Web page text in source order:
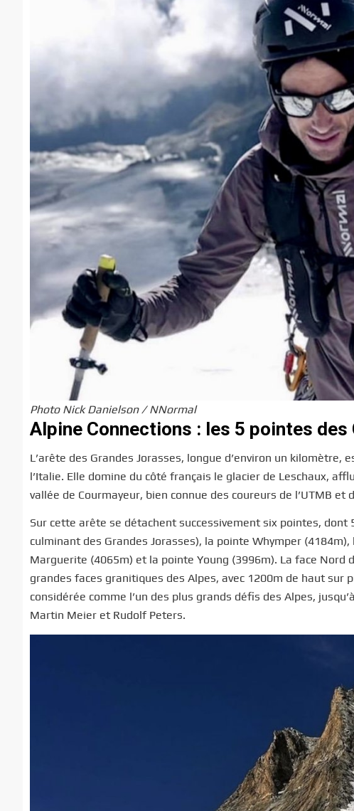
Photo Nick Danielson / NNormal
Alpine Connections : les 5 pointes des
L’arête des Grandes Jorasses, longue d’environ un
l’Italie. Elle domine du côté français le glacier de Leschaux,
vallée de Courmayeur, bien connue des coureurs de l’UTMB et
Sur cette arête se détachent successivement six pointes,
culminant des Grandes Jorasses), la pointe Whymper
Marguerite (4065m) et la pointe Young (3996m). La face Nord
grandes faces granitiques des Alpes, avec 1200m de haut sur
considérée comme l’un des plus grands défis des Alpes,
Martin Meier et Rudolf Peters.